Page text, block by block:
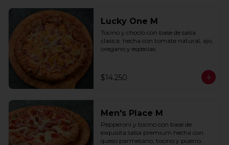
Lucky One M
Tocino y choclo con base de salsa
clasica  hecha con tomate natural, ajo,
oregano y especias.
$14.250
Men's Place M
Pepperoni y tocino con base de
exquisita salsa premium hecha con
queso parmesano, tocino y puerro.